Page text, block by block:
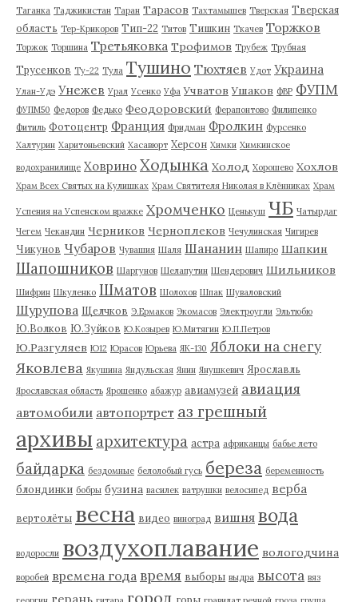
Таганка Таджикистан Таран Тарасов Тахтамышев Тверская Тверская
область Тер-Крикоров Тип-22 Титов Тишкин Ткачев Торжков
Торжок Торшина Третьяковка Трофимов Трубеж Трубная
Трусенков Ту-22 Тула Тушино Тюхтяев Удот Украина
Улан-Удэ Унежев Урал Усенко Уфа Учватов Ушаков ФВР ФУПМ
ФУПМ50 Федоров Федько Феодоровский Ферапонтово Филипенко
Фитиль Фотоцентр Франция Фридман Фролкин Фурсенко
Халтурин Харитоньевский Хасавюрт Херсон Химки Химкинское
водохранилище Ховрино Ходынка Холод Хорошево Хохлов
Храм Всех Святых на Кулишках Храм Святителя Николая в Клённиках Храм
Успения на Успенском вражке Хромченко Ценькуш ЧБ Чатырдаг
Чегем Чекандин Черников Черноплеков Чечулинская Чигирев
Чикунов Чубаров Чувашия Шаля Шананин Шапиро Шапкин
Шапошников Шаргунов Шелапутин Шендерович Шильников
Шифрин Шкуленко Шматов Шолохов Шпак Шуваловский
Шурупова Щелчков Э.Ермаков Экомасов Электроугли Эльтюбю
Ю.Волков Ю.Зуйков Ю.Козырев Ю.Митягин Ю.П.Петров
Ю.Разгуляев Ю12 Юрасов Юрьева ЯК-130 Яблоки на снегу
Яковлева Якушина Яндульская Янин Янушкевич Ярославль
Ярославская область Ярошенко абажур авиамузей авиация
автомобили автопортрет аз грешный
архивы архитектура астра африканцы бабье лето
байдарка бездомные белолобый гусь береза беременность
блондинки бобры бузина василек ватрушки велосипед верба
вертолёты весна видео виноград вишня вода
водоросли воздухоплавание вологодчина
воробей времена года время выборы выдра высота вяз
город